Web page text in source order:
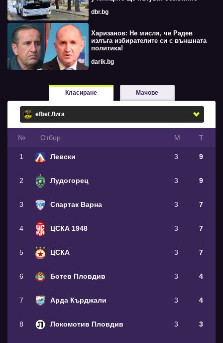
dbr.bg
Харизанов: Не мисля, че Радев
излъга избирателите си с външната
политика!
darik.bg
Класиране Мачове
№ Oтбор М Т
1 Левски 3 9
2 Лудогорец 3 9
3 Спартак Варна 3 7
4 ЦСКА 1948 3 7
5 ЦСКА 3 7
6 Ботев Пловдив 3 4
7 Арда Кърджали 3 4
8 Локомотив Пловдив 3 3